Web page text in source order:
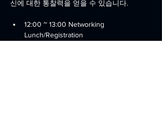
신에 대한 통찰력을 얻을 수 있습니다.
12:00 ~ 13:00 Networking
Lunch/Registration